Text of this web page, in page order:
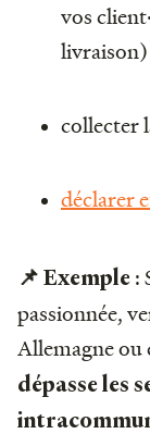
vos
livraison)
collecter
déclarer
📌 Exemple :
passionnée,
Allemagne ou
dépasse les